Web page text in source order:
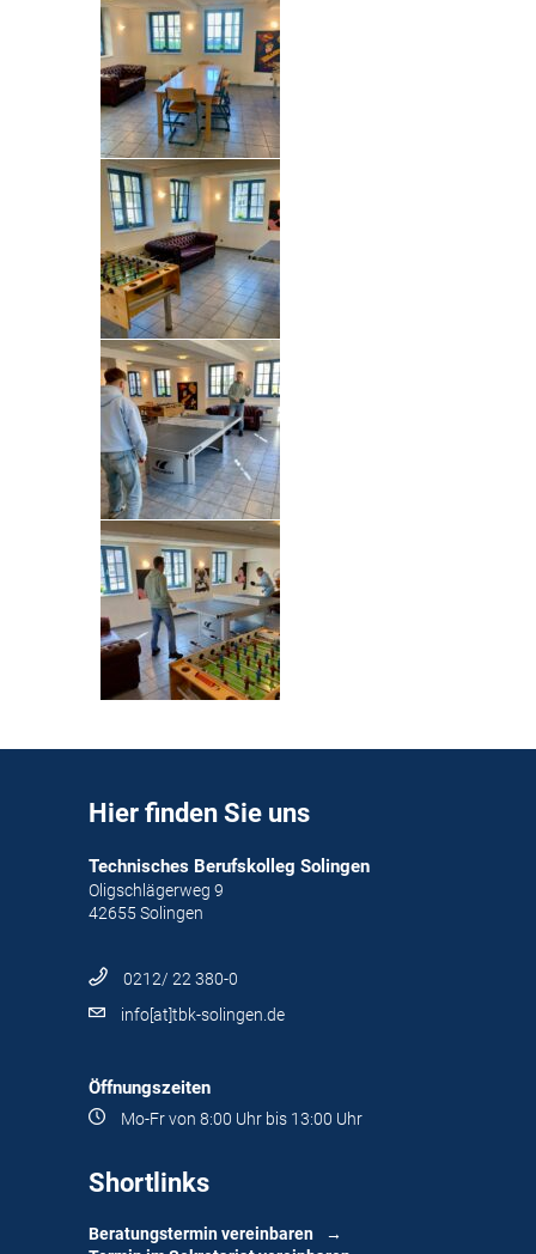
Hier finden Sie uns
Technisches Berufskolleg Solingen
Oligschlägerweg 9
42655 Solingen
0212/ 22 380-0
info[at]tbk-solingen.de
Öffnungszeiten
Mo-Fr von 8:00 Uhr bis 13:00 Uhr
Shortlinks
Beratungstermin vereinbaren